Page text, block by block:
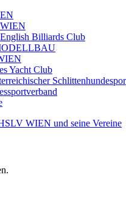
WIEN und seine Vereine